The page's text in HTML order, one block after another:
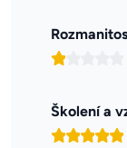
Školení a